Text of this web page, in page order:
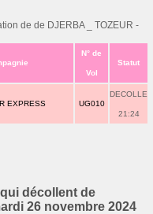
de de DJERBA _ TOZEUR -
N° de
Vol
Statut
EXPRESS UG010
DECOLLE
21:24
décollent de
26 novembre 2024